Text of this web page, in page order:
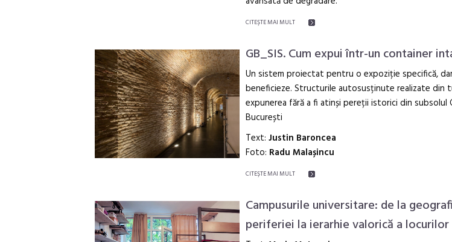
CITEŞTE MAI MULT
GB_SIS. Cum expui într-un container
Un sistem proiectat pentru o expoziție specifică,
beneficieze. Structurile autosusținute realizate din
expunerea fără a fi atinși pereții istorici din subsolul
București
Text: Justin Baroncea
Foto: Radu Malașincu
CITEŞTE MAI MULT
Campusurile universitare: de la
periferiei la ierarhie valorică a locurilor